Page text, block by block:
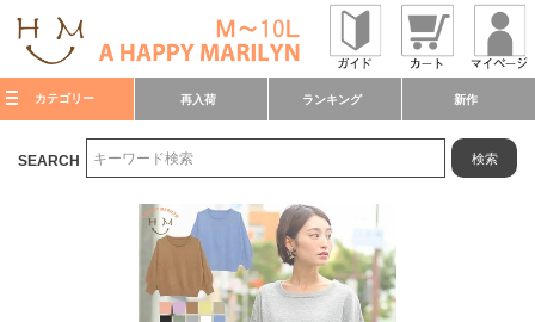
カテゴリー 再入荷 ランキング 新作
SEARCH 検索